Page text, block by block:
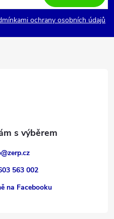
ochrany osobních údajů
@zerp.cz
563 002
na Facebooku